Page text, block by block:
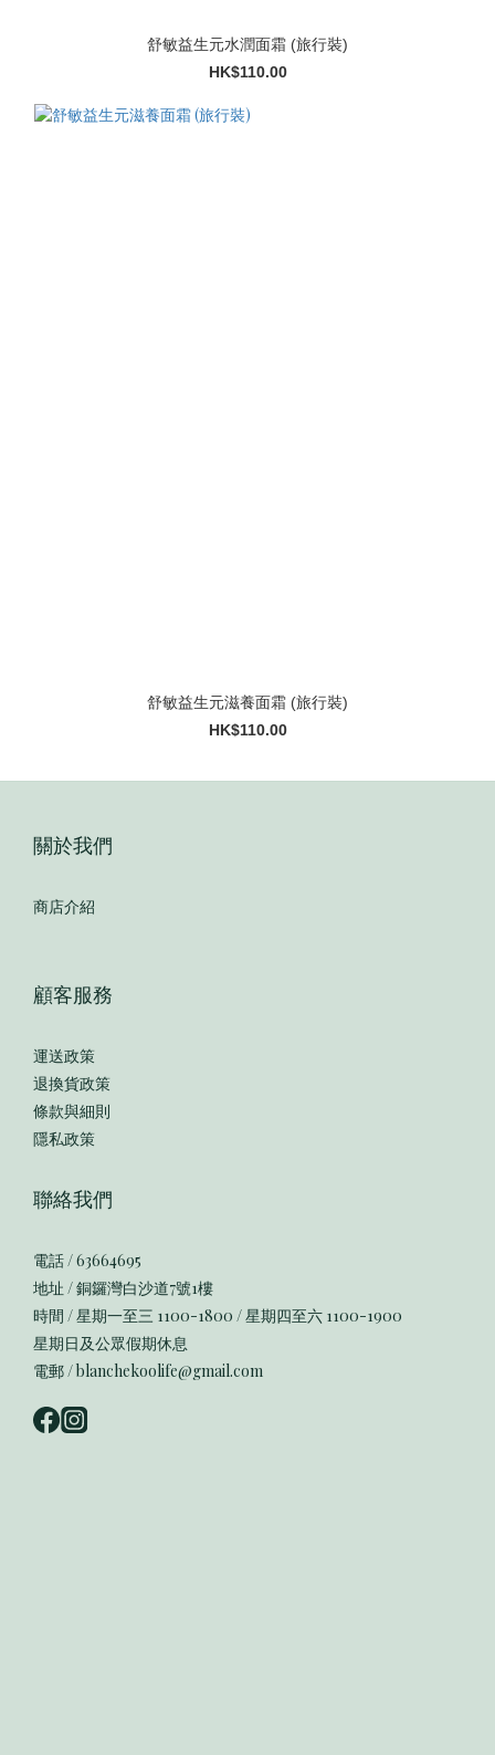
舒敏益生元水潤面霜 (旅行裝)
HK$110.00
舒敏益生元滋養面霜 (旅行裝)
HK$110.00
關於我們
商店介紹
顧客服務
運送政策
退換貨政策
條款與細則
隱私政策
聯絡我們
電話 / 63664695
地址 / 銅鑼灣白沙道7號1樓
時間 / 星期一至三 1100-1800 / 星期四至六 1100-1900
星期日及公眾假期休息
電郵 / blanchekoolife@gmail.com